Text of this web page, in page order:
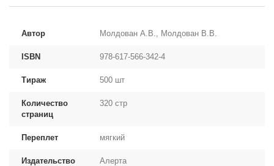
Автор Молдован А.В., Молдован В.В.
ISBN 978-617-566-342-4
Тираж 500 шт
Количество
страниц
320 стр
Переплет мягкий
Издательство Алерта